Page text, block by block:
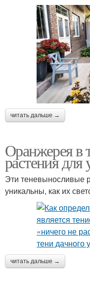
читать дальше →
Оранжерея в
растения
Эти теневыносливые
уникальны, как их
читать дальше →